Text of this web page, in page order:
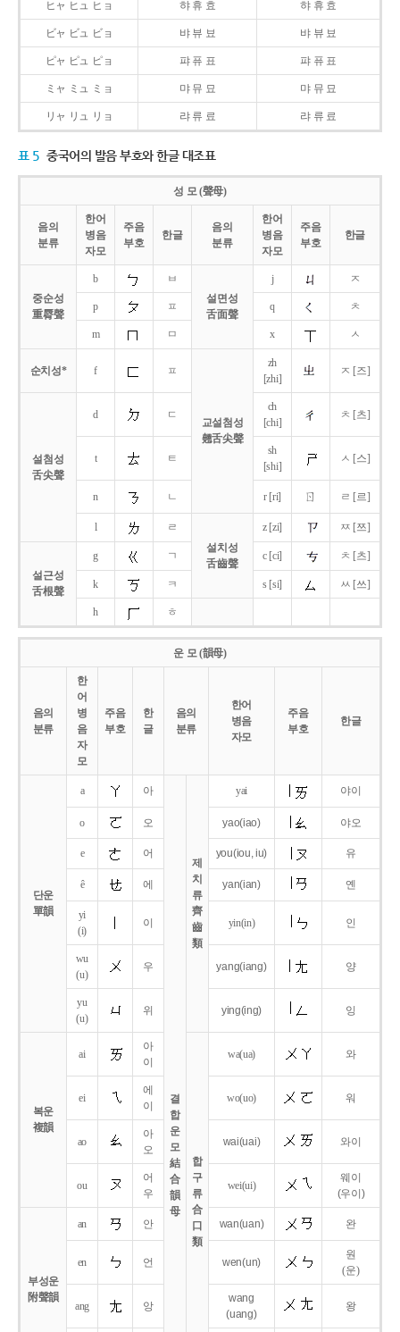
ヒャ ヒュ ヒョ 햐 휴 효 햐 휴 효
ビャ ビュ ビョ 뱌 뷰 뵤 뱌 뷰 뵤
ピャ ピュ ピョ 퍄 퓨 표 퍄 퓨 표
ミャ ミュ ミョ 먀 뮤 묘 먀 뮤 묘
リャ リュ リョ 랴 류 료 랴 류 료
표 5 중국어의 발음 부호와 한글 대조표
성 모 (聲母)
음의
분류
한어
병음
자모
주음
부호
한글
음의
분류
한어
병음
자모
주음
부호
한글
중순성
重脣聲
b
ㅂ
설면성
舌面聲
j ㅈ
p ㅍ q ㅊ
m ㅁ x ㅅ
순치성* f ㅍ
교설첨성
翹舌尖聲
zh
[zhi]
ㅈ [즈]
설첨성
舌尖聲
d ㄷ
ch
[chi]
ㅊ [츠]
t ㅌ
sh
[shi]
ㅅ [스]
n ㄴ r [ri] ㄖ ㄹ [르]
l
ㄹ
설치성
舌齒聲
z [zi] ㅉ [쯔]
설근성
舌根聲
g ㄱ c [ci] ㅊ [츠]
k ㅋ s [si] ㅆ [쓰]
h ㅎ
운 모 (韻母)
음의
분류
한
어
병
음
자
모
주음
부호
한
글
음의
분류
한어
병음
자모
주음
부호
한글
단운
單韻
a 아
결
합
운
모
結
合
韻
母
제
치
류
齊
齒
類
yai 야이
o 오 yao(iao) 야오
e 어 you(iou,iu) 유
ê 에 yan(ian) 옌
yi
(i)
이 yin(in) 인
wu
(u)
우 yang(iang) 양
yu
(u)
위 ying(ing) 잉
복운
複韻
ai
아
이
합
구
류
合
口
類
wa(ua) 와
ei
에
이
wo(uo) 워
ao
아
오
wai(uai) 와이
ou
어
우
wei(ui)
웨이
(우이)
부성운
附聲韻
an 안 wan(uan) 완
en 언 wen(un)
원
(운)
ang 앙
wang
(uang)
왕